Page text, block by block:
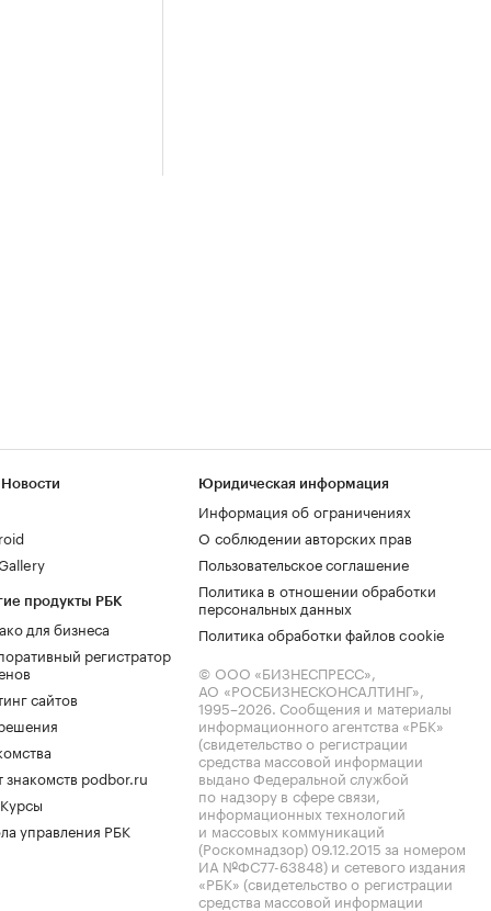
продукты РБК
для бизнеса
регистратор
сайтов
знакомств podbor.ru
управления РБК
Юридическая информация
Информация об ограничениях
О соблюдении авторских прав
Пользовательское соглашение
Политика в отношении обработки
персональных данных
Политика обработки файлов cookie
© ООО «БИЗНЕСПРЕСС»,
АО «РОСБИЗНЕСКОНСАЛТИНГ»,
1995–2026. Сообщения и материалы
информационного агентства «РБК»
(свидетельство о регистрации
средства массовой информации
выдано Федеральной службой
по надзору в сфере связи,
информационных технологий
и массовых коммуникаций
(Роскомнадзор) 09.12.2015 за номером
ИА №ФС77-63848) и сетевого издания
«РБК» (свидетельство о регистрации
средства массовой информации